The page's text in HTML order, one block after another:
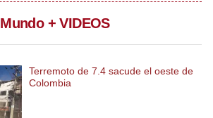
Mundo + VIDEOS
Terremoto de 7.4 sacude el oeste de
Colombia